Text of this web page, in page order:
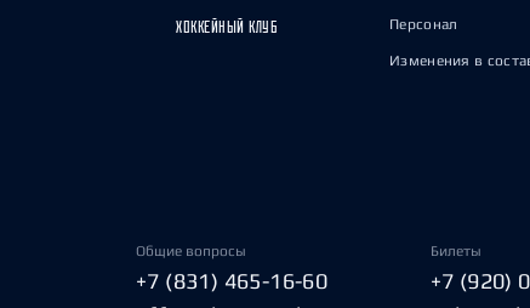
ХОККЕЙНЫЙ КЛУБ Персонал
Изменения в
Общие вопросы
+7 (831) 465-16-60
Билеты
+7 (920)